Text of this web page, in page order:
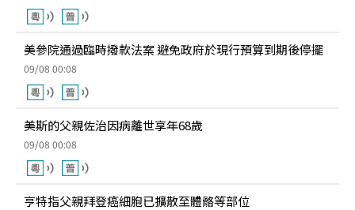
美參院通過臨時撥款法案 避免政府於現行預算到期後停擺
09/08 00:08
美斯的父親佐治因病離世享年68歲
09/08 00:08
亨特指父親拜登癌細胞已擴散至體骼等部位